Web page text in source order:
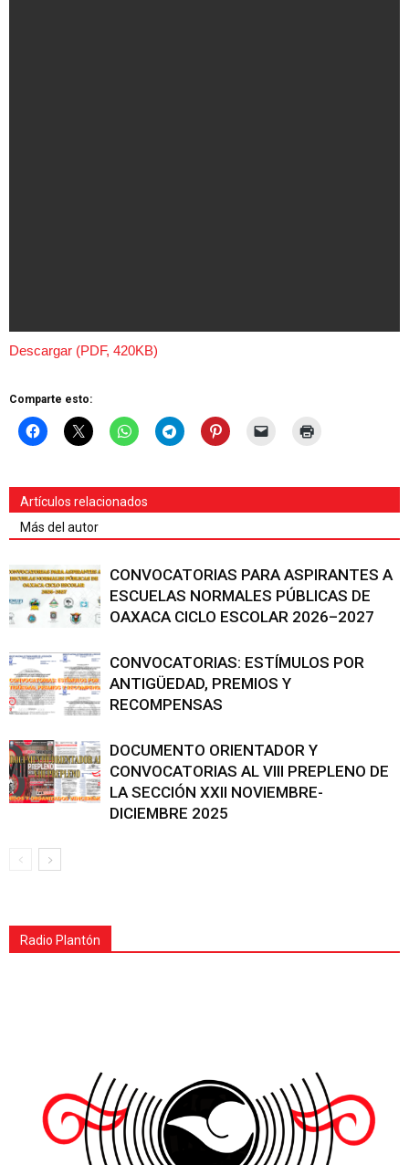
Descargar (PDF, 420KB)
Comparte esto:
Artículos relacionados
Más del autor
CONVOCATORIAS PARA ASPIRANTES A
ESCUELAS NORMALES PÚBLICAS DE
OAXACA CICLO ESCOLAR 2026–2027
CONVOCATORIAS: ESTÍMULOS POR
ANTIGÜEDAD, PREMIOS Y
RECOMPENSAS
DOCUMENTO ORIENTADOR Y
CONVOCATORIAS AL VIII PREPLENO DE
LA SECCIÓN XXII NOVIEMBRE-
DICIEMBRE 2025
Radio Plantón